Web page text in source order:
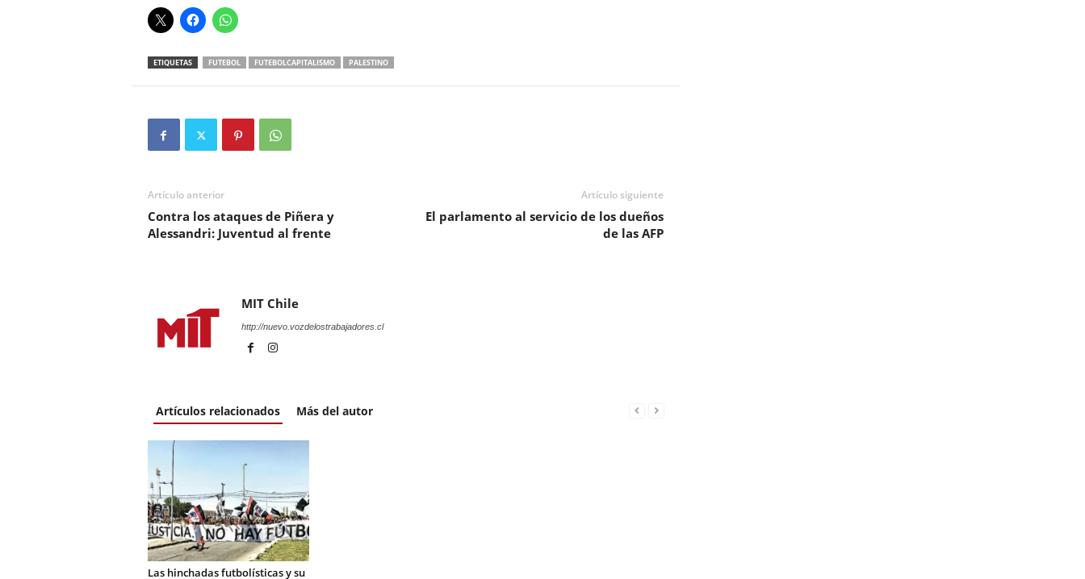
ETIQUETAS FUTEBOL FUTEBOLCAPITALISMO PALESTINO
Artículo anterior
Contra los ataques de Piñera y
Alessandri: Juventud al frente
Artículo siguiente
El parlamento al servicio de los dueños
de las AFP
MIT Chile
http://nuevo.vozdelostrabajadores.cl
Artículos relacionados Más del autor
Las hinchadas futbolísticas y su